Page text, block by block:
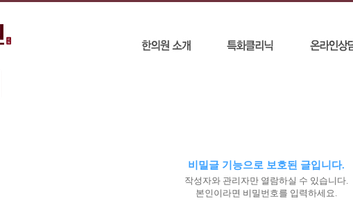
비밀글 기능으로 보호된 글입니다.
작성자와 관리자만 열람하실 수 있습니다.
본인이라면 비밀번호를 입력하세요.